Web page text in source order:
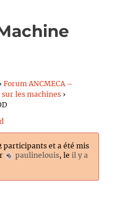
› Forum ANCMECA –
sur les machines ›
participants et a été mis
paulinelouis, le il y a